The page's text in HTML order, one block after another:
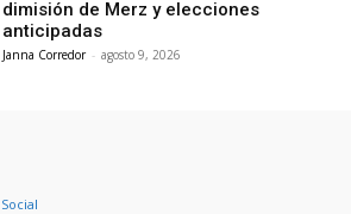
dimisión de Merz y elecciones
anticipadas
Janna Corredor - agosto 9, 2026
Social